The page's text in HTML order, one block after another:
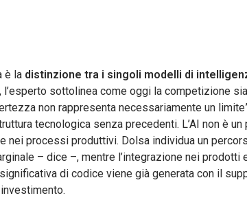
è la distinzione tra i singoli modelli di
l’esperto sottolinea come oggi la competizione
non rappresenta necessariamente un
tecnologica senza precedenti. L’AI non è
nei processi produttivi. Dolsa individua un
– dice –, mentre l’integrazione nei prodotti
di codice viene già generata con il